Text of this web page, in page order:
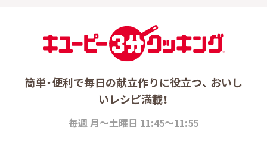
簡単・便利で毎日の献立作りに役立つ、 おいし
いレシピ満載！
毎週 月～土曜日 11:45～11:55